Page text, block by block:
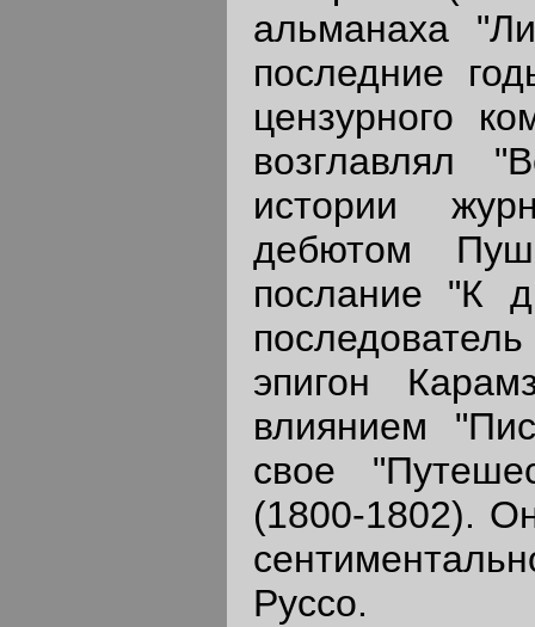
альманаха
последние
цензурного
возглавлял
истории
дебютом
послание "К
эпигон
влиянием
свое
(1800-1802).
Руссо.